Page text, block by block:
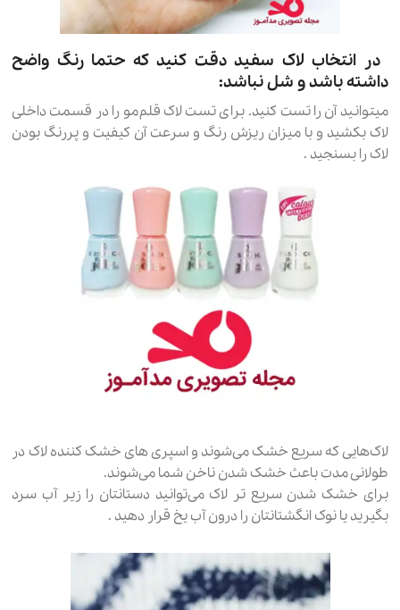
در انتخاب لاک سفید دقت کنید که حتما رنگ واضح
داشته باشد و شل نباشد:
میتوانید آن را تست کنید. برای تست لاک قلم‌مو را در قسمت داخلی
لاک بکشید و با میزان ریزش رنگ و سرعت آن کیفیت و پررنگ بودن
لاک را بسنجید .
لاک‌هایی که سریع خشک می‌شوند و اسپری های خشک کننده لاک در
طولانی مدت باعث خشک شدن ناخن شما می‌شوند.
برای خشک شدن سریع تر لاک می‌توانید دستانتان را زیر آب سرد
بگیرید یا نوک انگشتانتان را درون آب یخ قرار دهید .